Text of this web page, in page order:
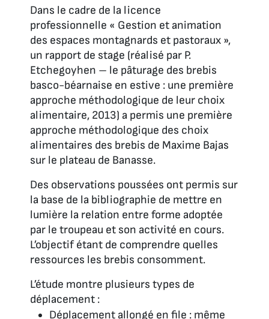
Dans le cadre de la licence
professionnelle « Gestion et animation
des espaces montagnards et pastoraux »,
un rapport de stage (réalisé par P.
Etchegoyhen – le pâturage des brebis
basco-béarnaise en estive : une première
approche méthodologique de leur choix
alimentaire, 2013) a permis une première
approche méthodologique des choix
alimentaires des brebis de Maxime Bajas
sur le plateau de Banasse.
Des observations poussées ont permis sur
la base de la bibliographie de mettre en
lumière la relation entre forme adoptée
par le troupeau et son activité en cours.
L’objectif étant de comprendre quelles
ressources les brebis consomment.
L’étude montre plusieurs types de
déplacement :
Déplacement allongé en file : même